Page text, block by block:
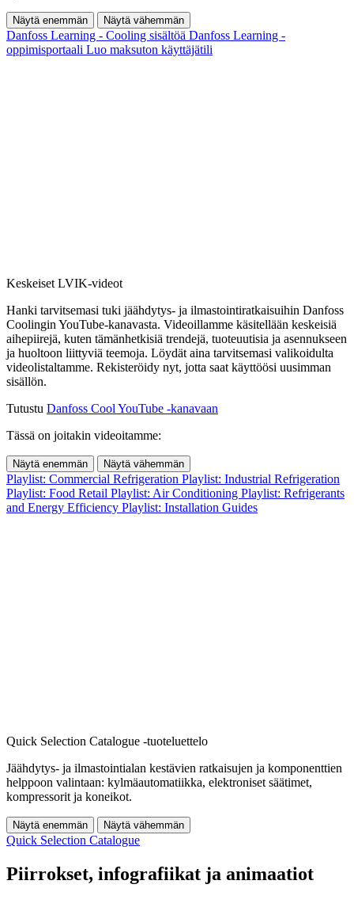
Näytä enemmän Näytä vähemmän
Danfoss Learning - Cooling sisältöä Danfoss Learning -
oppimisportaali Luo maksuton käyttäjätili
Keskeiset LVIK-videot
Hanki tarvitsemasi tuki jäähdytys- ja ilmastointiratkaisuihin Danfoss
Coolingin YouTube-kanavasta. Videoillamme käsitellään keskeisiä
aihepiirejä, kuten tämänhetkisiä trendejä, tuoteuutisia ja asennukseen
ja huoltoon liittyviä teemoja. Löydät aina tarvitsemasi valikoidulta
videolistaltamme. Rekisteröidy nyt, jotta saat käyttöösi uusimman
sisällön.
Tutustu Danfoss Cool YouTube -kanavaan
Tässä on joitakin videoitamme:
Näytä enemmän Näytä vähemmän
Playlist: Commercial Refrigeration Playlist: Industrial Refrigeration
Playlist: Food Retail Playlist: Air Conditioning Playlist: Refrigerants
and Energy Efficiency Playlist: Installation Guides
Quick Selection Catalogue -tuoteluettelo
Jäähdytys- ja ilmastointialan kestävien ratkaisujen ja komponenttien
helppoon valintaan: kylmäautomatiikka, elektroniset säätimet,
kompressorit ja koneikot.
Näytä enemmän Näytä vähemmän
Quick Selection Catalogue
Piirrokset, infografiikat ja animaatiot